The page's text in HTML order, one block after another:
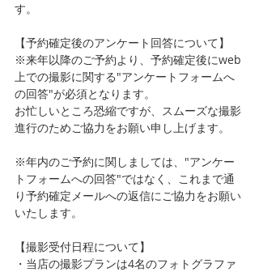
す。
【予約確定後のアンケート回答について】
※来年以降のご予約より、予約確定後にweb
上での撮影に関する"アンケートフォームへ
の回答"が必須となります。
お忙しいところ恐縮ですが、スムーズな撮影
進行のためご協力をお願い申し上げます。
※年内のご予約に関しましては、"アンケー
トフォームへの回答"ではなく、これまで通
り予約確定メールへの返信にご協力をお願い
いたします。
【撮影受付日程について】
・当店の撮影プランは4名のフォトグラファ